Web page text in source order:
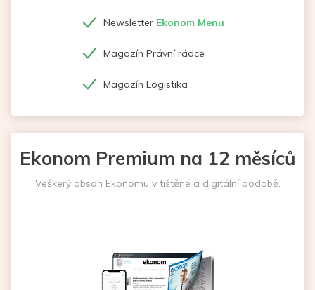
Newsletter Ekonom Menu
Magazín Právní rádce
Magazín Logistika
Ekonom Premium na 12 měsíců
Veškerý obsah Ekonomu v tištěné a digitální podobě.